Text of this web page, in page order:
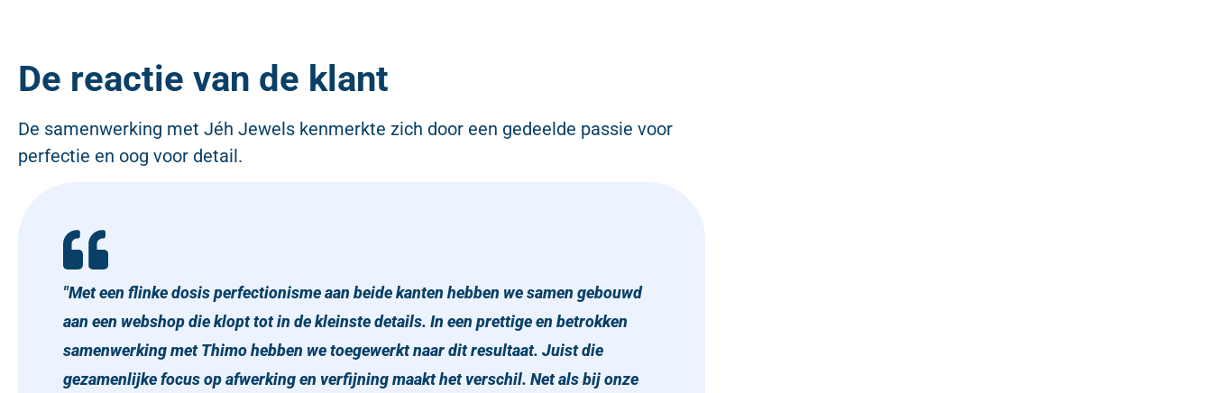
De reactie van de klant
De samenwerking met Jéh Jewels kenmerkte zich door een gedeelde passie voor
perfectie en oog voor detail.
"Met een flinke dosis perfectionisme aan beide kanten hebben we samen gebouwd
aan een webshop die klopt tot in de kleinste details. In een prettige en betrokken
samenwerking met Thimo hebben we toegewerkt naar dit resultaat. Juist die
gezamenlijke focus op afwerking en verfijning maakt het verschil. Net als bij onze